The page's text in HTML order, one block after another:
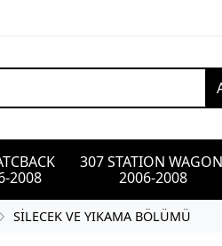
2008
307 STATION WAGON
2006-2008
SİLECEK VE YIKAMA BÖLÜMÜ